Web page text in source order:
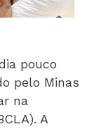
pouco
pelo Minas
na
A